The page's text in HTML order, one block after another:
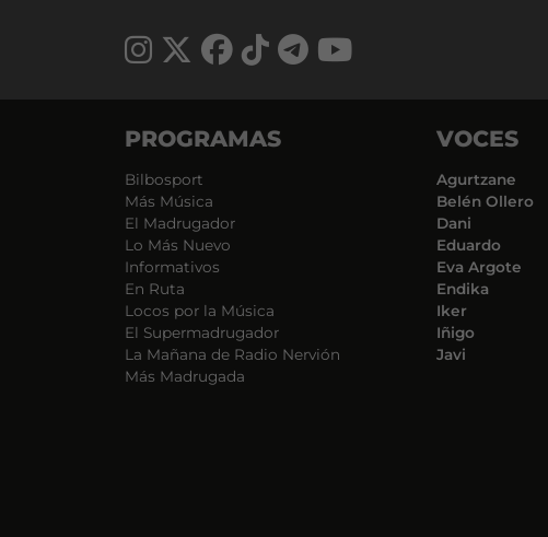
PROGRAMAS
Bilbosport
Más Música
El Madrugador
Lo Más Nuevo
Informativos
En Ruta
Locos por la Música
El Supermadrugador
La Mañana de Radio Nervión
Más Madrugada
VOCES
Agurtzane
Belén Ollero
Dani
Eduardo
Eva Argote
Endika
Iker
Iñigo
Javi